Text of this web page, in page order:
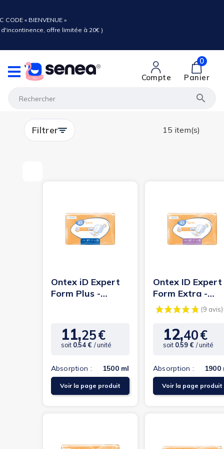
CODE « BIENVENUE »
offre limitée à 20€ )

Compte
0
Panier
Filtrer 15 item(s)
Ontex iD Expert
Form Plus -
anatomique
Prix
11,25€
soit 0.54 € / unité
Absorption : 1500 ml
Voir la page produit
Ontex ID Expert
Form Extra -
Protection
urinaire
anatomique
Prix
12,40€
soit 0.59 € / unité
Absorption : 1900
Voir la page produit